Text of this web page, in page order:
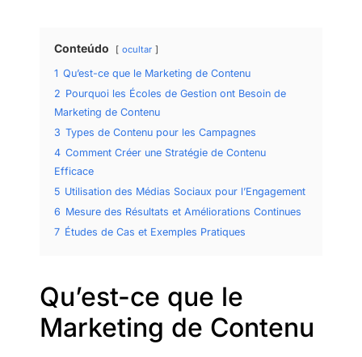
Conteúdo ocultar
1 Qu’est-ce que le Marketing de Contenu
2 Pourquoi les Écoles de Gestion ont Besoin de
Marketing de Contenu
3 Types de Contenu pour les Campagnes
4 Comment Créer une Stratégie de Contenu
Efficace
5 Utilisation des Médias Sociaux pour l’Engagement
6 Mesure des Résultats et Améliorations Continues
7 Études de Cas et Exemples Pratiques
Qu’est-ce que le
Marketing de Contenu